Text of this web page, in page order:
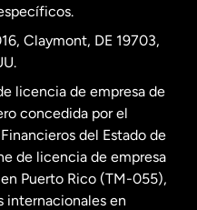
Claymont, DE 19703,
licencia de empresa de
concedida por el
del Estado de
de licencia de empresa
Puerto Rico (TM-055),
internacionales en